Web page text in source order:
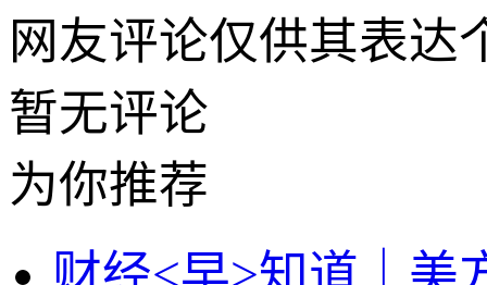
网友评论仅供其表达
暂无评论
为你推荐